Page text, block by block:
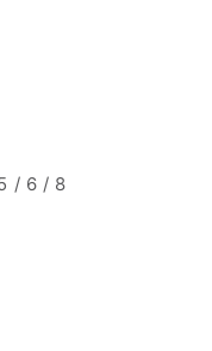
/ 6 / 8